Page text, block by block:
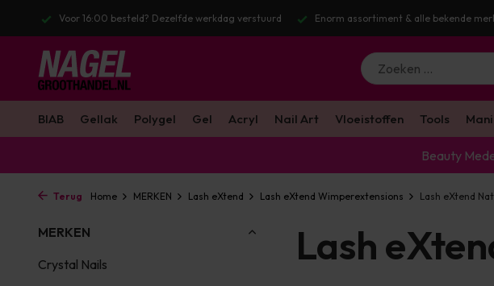
Enorm assortiment & alle bekende merken Gratis verzending v.a. €100 excl. BTW
BIAB Gellak Polygel Gel Acryl Nail Art Vloeistoffen Tools
Beauty
Terug Home MERKEN Lash eXtend Lash eXtend Wimperextensions Lash eXtend
MERKEN
Crystal Nails
Lash